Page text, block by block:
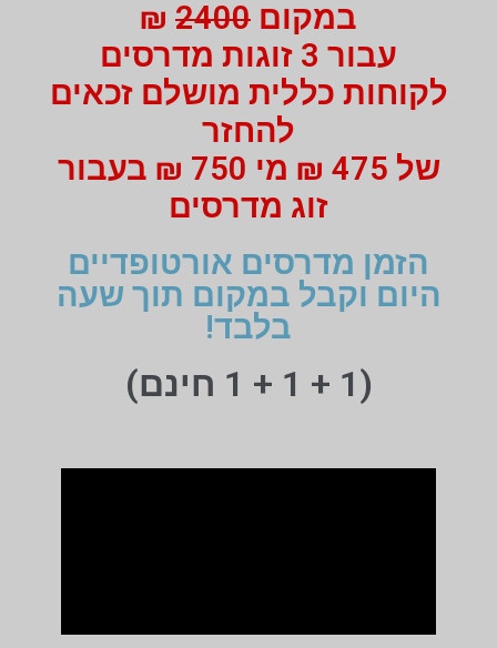
במקום 2400
₪
עבור 3 זוגות מדרסים
לקוחות כללית מושלם זכאים
להחזר
של 475 ₪ מי 750 ₪ בעבור
זוג מדרסים
הזמן מדרסים אורטופדיים
היום וקבל במקום תוך שעה
בלבד!
(1 + 1 + 1 חינם)